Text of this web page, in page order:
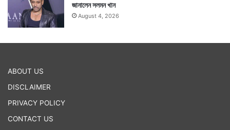
জানালেন সলমন খান
August 4, 2026
ABOUT US
DISCLAIMER
PRIVACY POLICY
CONTACT US